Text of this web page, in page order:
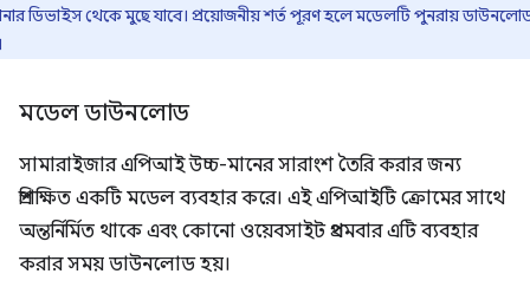
ডিভাইস থেকে মুছে যাবে। প্রয়োজনীয় শর্ত পূরণ হলে মডেলটি পুনরায়
মডেল ডাউনলোড
সামারাইজার এপিআই উচ্চ-মানের সারাংশ তৈরি করার জন্য
প্রশিক্ষিত একটি মডেল ব্যবহার করে। এই এপিআইটি ক্রোমের সাথে
অন্তর্নির্মিত থাকে এবং কোনো ওয়েবসাইট প্রথমবার এটি ব্যবহার
করার সময় ডাউনলোড হয়।